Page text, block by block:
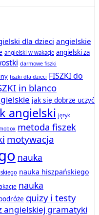
dla dzieci angielskie
angielski w wakacje angielski za
darmowe fiszki
fiszki dla dzieci FISZKI do
in blanco
jak się dobrze uczyć
angielski język
metoda fiszek
motywacja
nauka
nauka hiszpańskiego
nauka
quizy i testy
angielskiej gramatyki